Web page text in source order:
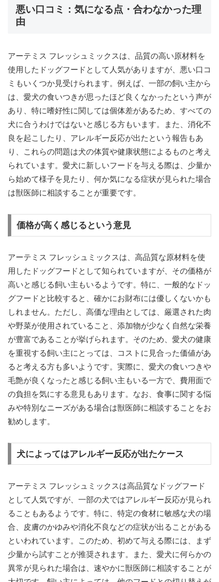
悪い口コミ：気になる点・合わなかった理
由
アーテミス フレッシュミックスは、品質の高い原材料を
使用したドッグフードとして人気がありますが、悪い口コ
ミもいくつか見受けられます。例えば、一部の飼い主から
は、愛犬の食いつきが思ったほど良くなかったという声が
あり、特に嗜好性に関しては個体差があるため、すべての
犬に合うわけではないと感じる方もいます。また、消化不
良を起こしたり、アレルギー反応が出たという報告もあ
り、これらの問題は犬の体質や健康状態によるものと考え
られています。愛犬に新しいフードを与える際は、少量か
ら始めて様子を見たり、何か気になる症状が見られた場合
は獣医師に相談することが重要です。
価格が高く感じるという意見
アーテミス フレッシュミックスは、高品質な原材料を使
用したドッグフードとして知られていますが、その価格が
高いと感じる飼い主もいるようです。特に、一般的なドッ
グフードと比較すると、確かにお財布には優しくないかも
しれません。ただし、高価な理由としては、厳選された肉
や野菜が使用されていること、添加物が少なく自然な栄養
が豊富であることが挙げられます。そのため、愛犬の健康
を重視する飼い主にとっては、コストに見合った価値があ
ると考える方も多いようです。実際に、愛犬の食いつきや
毛艶が良くなったと感じる飼い主もいる一方で、費用面で
の負担を気にする意見もあります。なお、食事に関する悩
みや特別なニーズがある場合は獣医師に相談することをお
勧めします。
犬によってはアレルギー反応が出たケース
アーテミス フレッシュミックスは高品質なドッグフード
として人気ですが、一部の犬ではアレルギー反応が見られ
ることもあるようです。特に、特定の食材に敏感な犬の場
合、皮膚のかゆみや消化不良などの症状が出ることがある
といわれています。このため、初めて与える際には、まず
少量から試すことが推奨されます。また、愛犬に何らかの
異常が見られた場合は、速やかに獣医師に相談することが